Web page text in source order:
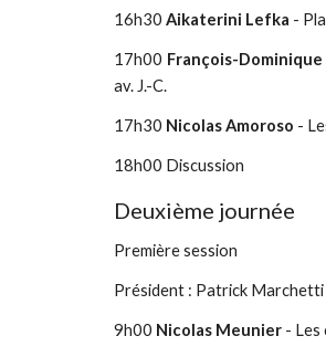
16h30 Aikaterini Lefka -
17h00 François-
av. J.-C.
17h30 Nicolas Amoroso -
18h00 Discussion
Deuxième journée
Première session
Président : Patrick Marchetti
9h00 Nicolas Meunier- Les